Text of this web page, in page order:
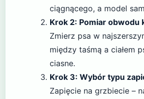
ciągnącego, a model
Krok 2: Pomiar obwodu
Zmierz psa w
między taśmą a ciałem
ciasne.
Krok 3: Wybór typu
Zapięcie na grzbiecie –